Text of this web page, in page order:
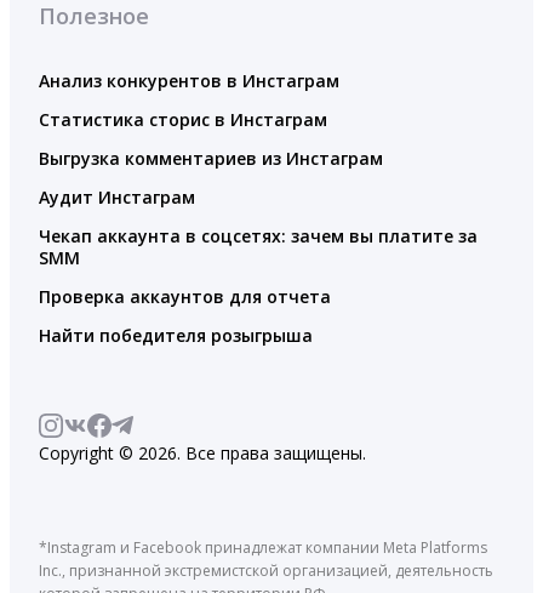
Полезное
Анализ конкурентов в Инстаграм
Статистика сторис в Инстаграм
Выгрузка комментариев из Инстаграм
Аудит Инстаграм
Чекап аккаунта в соцсетях: зачем вы платите за
SMM
Проверка аккаунтов для отчета
Найти победителя розыгрыша
Copyright © 2026. Все права защищены.
*Instagram и Facebook принадлежат компании Meta Platforms
Inc., признанной экстремистской организацией, деятельность